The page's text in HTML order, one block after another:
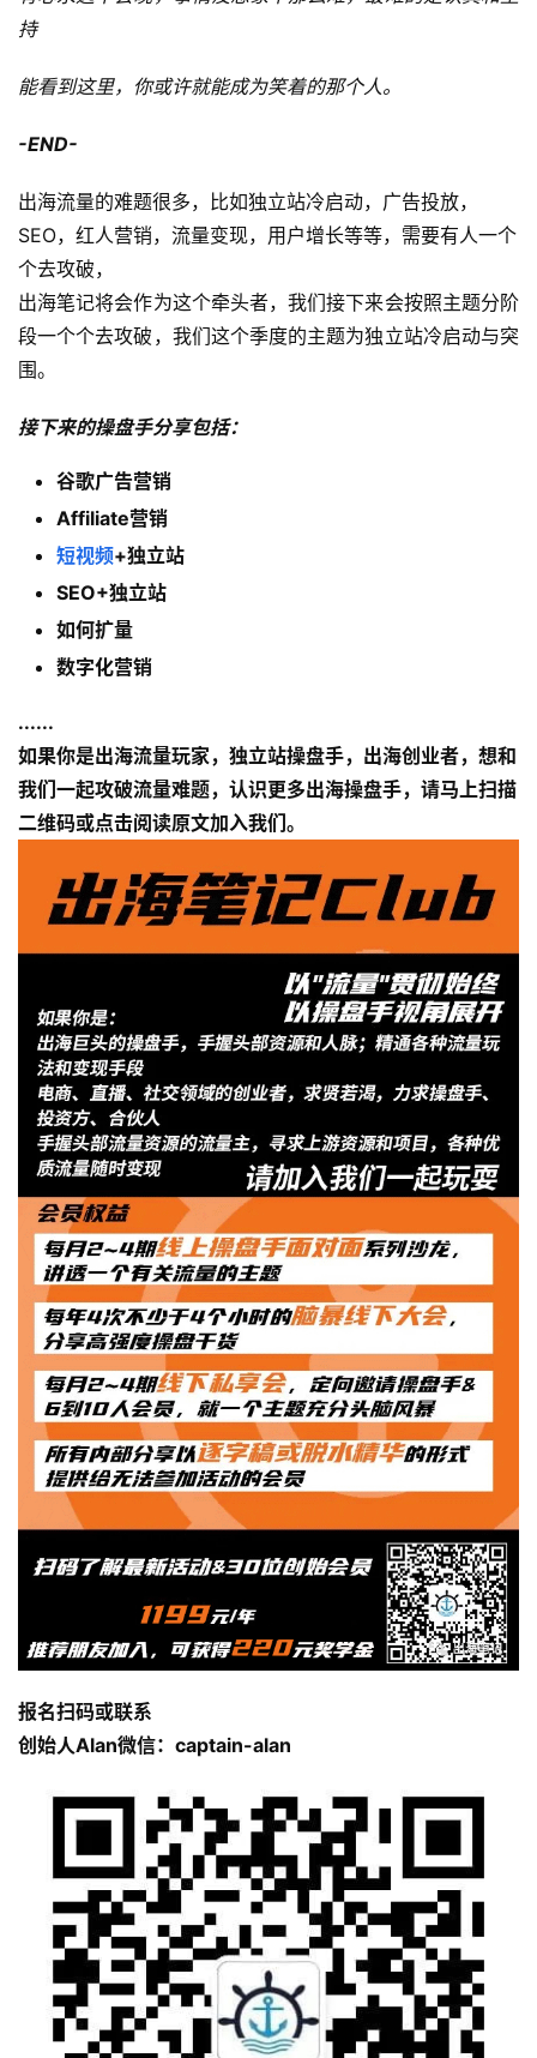
营
实
战
分
享
案
例
拆
盘
手
C
干
精
选
持
能看到这里，你或许就能成为笑着的那个人。
-END-
出海流量的难题很多，比如独立站冷启动，广告投放，
SEO，红人营销，流量变现，用户增长等等，需要有人一个
个去攻破，
出海笔记将会作为这个牵头者，我们接下来会按照主题分阶
段一个个去攻破，我们这个季度的主题为独立站冷启动与突
围。
接下来的操盘手分享包括：
谷歌广告营销
Affiliate营销
短视频+独立站
SEO+独立站
如何扩量
数字化营销
......
如果你是出海流量玩家，独立站操盘手，出海创业者，想和
我们一起攻破流量难题，认识更多出海操盘手，请马上扫描
二维码或点击阅读原文加入我们。
报名扫码或联系
创始人Alan微信：captain-alan